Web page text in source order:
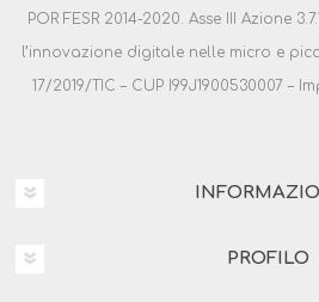
POR FESR 2014-2020. Asse III Azione
l’innovazione digitale nelle micro e
17/2019/TIC – CUP I99J1900530007 –
PROFILO